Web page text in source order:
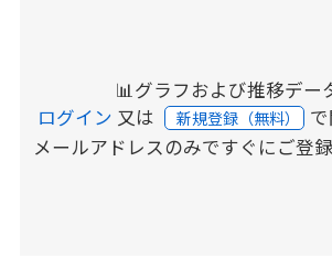
📊グラフおよび推移デー
ログイン 又は 新規登録（無料）
メールアドレスのみですぐにご登録